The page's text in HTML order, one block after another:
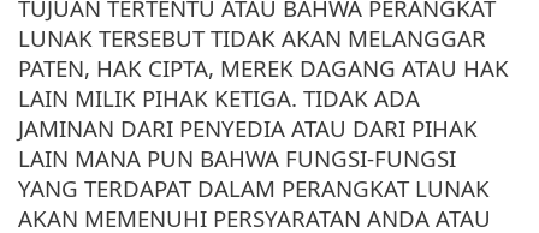
TUJUAN TERTENTU ATAU BAHWA PERANGKAT
LUNAK TERSEBUT TIDAK AKAN MELANGGAR
PATEN, HAK CIPTA, MEREK DAGANG ATAU HAK
LAIN MILIK PIHAK KETIGA. TIDAK ADA
JAMINAN DARI PENYEDIA ATAU DARI PIHAK
LAIN MANA PUN BAHWA FUNGSI-FUNGSI
YANG TERDAPAT DALAM PERANGKAT LUNAK
AKAN MEMENUHI PERSYARATAN ANDA ATAU